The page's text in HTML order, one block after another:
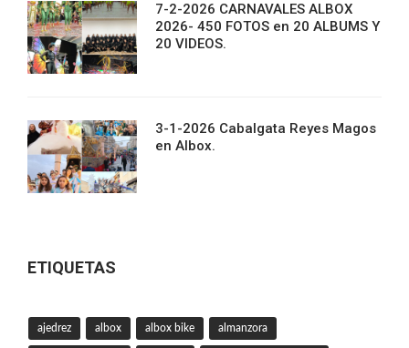
7-2-2026 CARNAVALES ALBOX
2026- 450 FOTOS en 20 ALBUMS Y
20 VIDEOS.
3-1-2026 Cabalgata Reyes Magos
en Albox.
ETIQUETAS
ajedrez albox albox bike almanzora